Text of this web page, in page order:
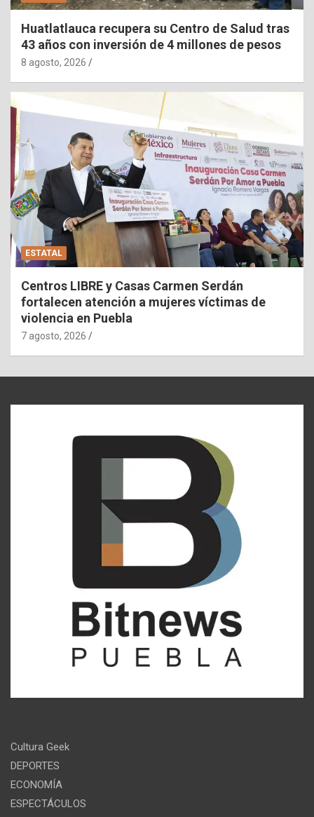
Huatlatlauca recupera su Centro de Salud tras
43 años con inversión de 4 millones de pesos
8 agosto, 2026
ESTATAL
Centros LIBRE y Casas Carmen Serdán
fortalecen atención a mujeres víctimas de
violencia en Puebla
7 agosto, 2026
Cultura Geek
DEPORTES
ECONOMÍA
ESPECTÁCULOS